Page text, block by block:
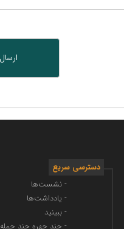
دسترسی سریع
- نشست‌ها
- یادداشت‌ها
- ببینید
- چند چهره چند جمله